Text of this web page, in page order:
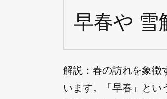
早春や 雪
解説：春の訪れを象徴
います。「早春」とい